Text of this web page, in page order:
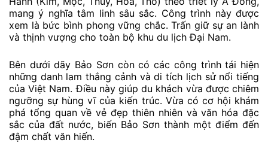
mang ý nghĩa tâm linh sâu sắc. Công trình này được
xem là bức bình phong vững chắc. Trấn giữ sự an lành
và thịnh vượng cho toàn bộ khu du lịch Đại Nam.
Bên dưới dãy Bảo Sơn còn có các công trình tái hiện
những danh lam thắng cảnh và di tích lịch sử nổi tiếng
của Việt Nam. Điều này giúp du khách vừa được chiêm
ngưỡng sự hùng vĩ của kiến trúc. Vừa có cơ hội khám
phá tổng quan về vẻ đẹp thiên nhiên và văn hóa đặc
sắc của đất nước, biến Bảo Sơn thành một điểm đến
đậm chất văn hiến.